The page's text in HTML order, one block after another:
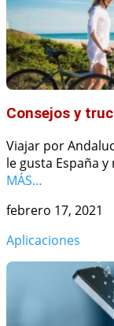
Consejos y
Viajar por
le gusta España
MÁS…
febrero 17, 2021
Aplicaciones